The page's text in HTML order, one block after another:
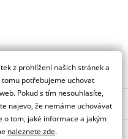
z prohlížení našich stránek a
tomu potřebujeme uchovat
Pokud s tím nesouhlasíte,
najevo, že nemáme uchovávat
o tom, jaké informace a jakým
naleznete zde.